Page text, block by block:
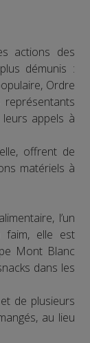
actions des
démunis :
Ordre
appels à
offrent de
matériels à
l’un
elle est
Mont Blanc
dans les
de plusieurs
au lieu